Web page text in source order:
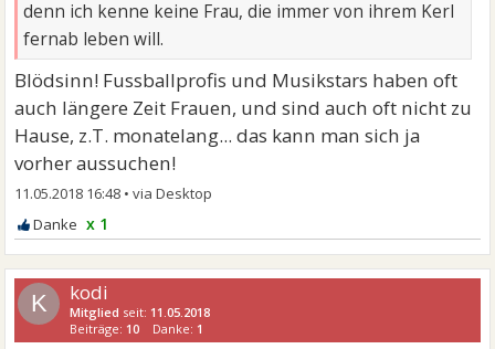
denn ich kenne keine Frau, die immer von ihrem Kerl
fernab leben will.
Blödsinn! Fussballprofis und Musikstars haben oft
auch längere Zeit Frauen, und sind auch oft nicht zu
Hause, z.T. monatelang... das kann man sich ja
vorher aussuchen!
11.05.2018 16:48 •
x 1
K kodi
Mitglied seit: 11.05.2018
Beiträge: 10 Danke: 1